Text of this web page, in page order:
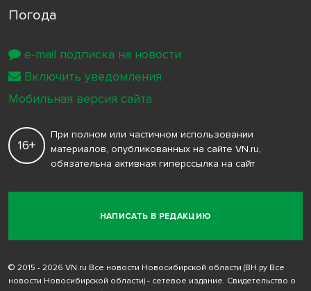
Погода
НАПИСАТЬ В РЕДАКЦИЮ
16+
При полном или частичном использовании
материалов, опубликованных на сайте VN.ru,
обязательна активная гиперссылка на сайт
© 2015 - 2026 VN.ru Все новости Новосибирской области (ВН.ру Все
новости Новосибирской области) - сетевое издание. Свидетельство о
e-mail подписка на новости
Включить уведомления
Мобильная версия сайта